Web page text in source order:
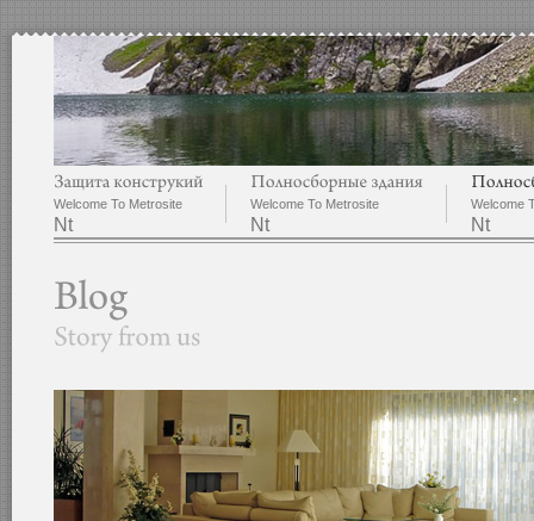
Welcome To Metrosite
Nt
Welcome To Metrosite
Nt
Welcome
Nt